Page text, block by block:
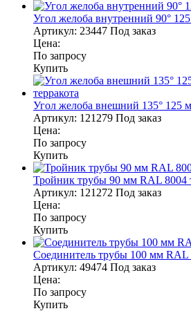
Угол желоба внутренний 90°
Артикул: 23447 Под заказ
Цена:
По запросу
Купить
Угол желоба внешний 135° 125
Артикул: 121279 Под заказ
Цена:
По запросу
Купить
Тройник трубы 90 мм RAL 8004
Артикул: 121272 Под заказ
Цена:
По запросу
Купить
Соединитель трубы 100 мм RAL
Артикул: 49474 Под заказ
Цена:
По запросу
Купить